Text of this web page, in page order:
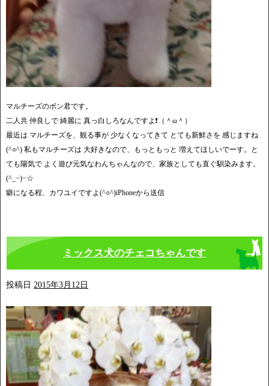
マルチーズのボン君です。
二人共 仲良しで 綺麗に 真っ白しろなんですよ❗️（＾ω＾）
最近は マルチーズを、観る事が 少なくなってきて とても新鮮さを 感じますね
(^○^) 私もマルチーズは 大好きなので、もっともっと 増えてほしいでーす。と
ても陽気で よく遊び元気なわんちゃんなので、家族としても直ぐ馴染みます。
(^_−)−☆
癖になる程、カワユイですよ(^○^)iPhoneから送信
ミックス犬のチェコちゃんです
投稿日 2015年3月12日